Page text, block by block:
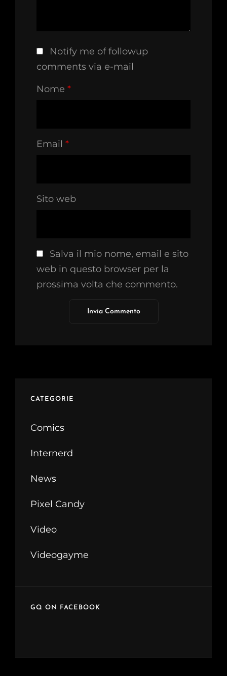
Notify me of followup
comments via e-mail
Nome *
Email *
Sito web
Salva il mio nome, email e sito
web in questo browser per la
prossima volta che commento.
CATEGORIE
Comics
Internerd
News
Pixel Candy
Video
Videogayme
GQ ON FACEBOOK